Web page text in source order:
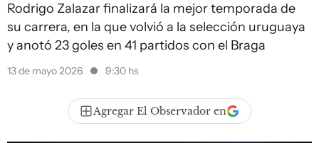
Rodrigo Zalazar finalizará la mejor temporada de
su carrera, en la que volvió a la selección uruguaya
y anotó 23 goles en 41 partidos con el Braga
13 de mayo 2026 9:30 hs
Agregar El Observador en